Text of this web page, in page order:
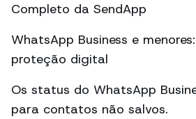
Completo da SendApp
WhatsApp Business e
proteção digital
Os status do WhatsApp
para contatos não salvos.